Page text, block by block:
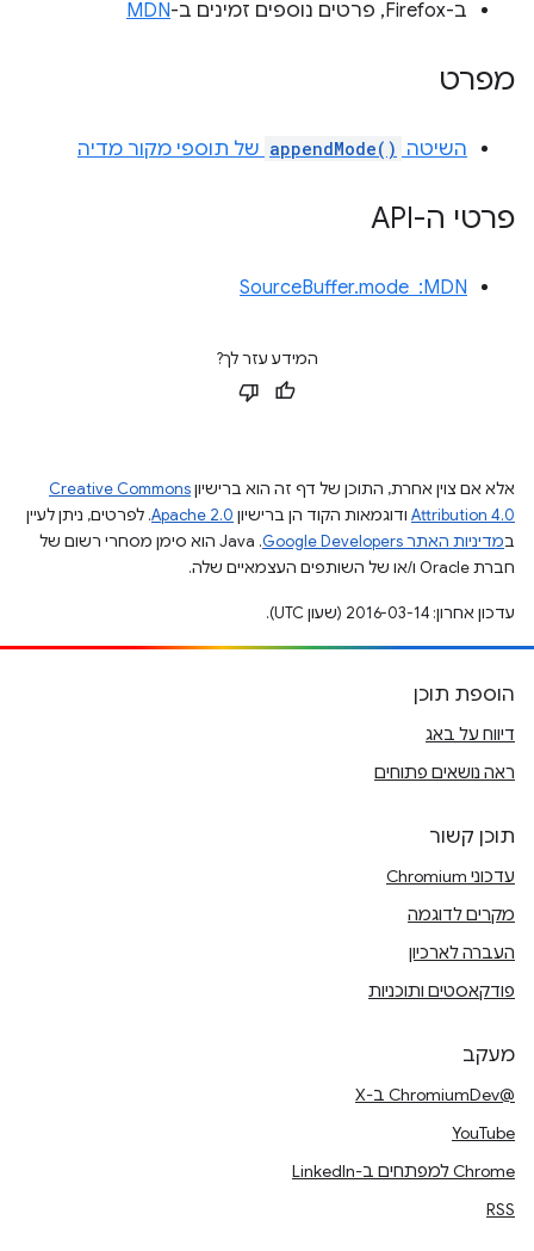
ב-Firefox, פרטים נוספים זמינים ב-
MDN
מפרט
השיטה appendMode() של תוספי מקור מדיה
פרטי ה-API
MDN: ‏ SourceBuffer.mode
המידע עזר לך?
אלא אם צוין אחרת, התוכן של דף זה הוא ברישיוןCreative Commons
Attribution 4.0 ודוגמאות הקוד הן ברישיון Apache 2.0. לפרטים, ניתן לעיין
במדיניות האתר Google Developers‏
.‏ Java הוא סימן מסחרי רשום של
חברת Oracle ו/או של השותפים העצמאיים שלה.
עדכון אחרון: 2016-03-14 (שעון UTC).
הוספת תוכן
דיווח על באג
ראה נושאים פתוחים
תוכן קשור
עדכוני Chromium
מקרים לדוגמה
העברה לארכיון
פודקאסטים ותוכניות
מעקב
@ChromiumDev ב-X
YouTube
Chrome למפתחים ב-LinkedIn
RSS